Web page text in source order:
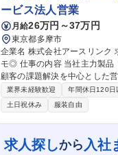
ービス法人営業
月給26万円～37万円
東京都多摩市
企業名 株式会社アースリンク 求人名 【東京/法人営業(cloud担当)】安定×挑戦！成長率120％/残業20h以下/フルリ
モ◎ 仕事の内容 当社主力製品「 Sakura」の導入に向けてインサイドセールスが獲得した アポイントから、法人
顧客の課題解決を中心とした
は社内での インサイドセールスから開始し徐々に外勤営業へと移行して頂きます。「Sakura」はお客様がインサ
イドセールス導入時に起こり
らが行っている業務ノウハウ
イント取得に成功しています。
種 【東京/法人営業(cloud担
業界未経験歓迎 年間休日120日
土日祝休み
服装自由
求人探しから 入社